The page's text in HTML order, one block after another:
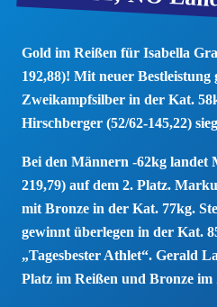
Gold im Reißen für Isabella
192,88)! Mit neuer Bestleistung
Zweikampfsilber in der Kat.
Hirschberger (52/62-145,22)
Bei den Männern -62kg landet
219,79) auf dem 2. Platz.
mit Bronze in der Kat. 77kg.
gewinnt überlegen in der Kat.
„Tagesbester Athlet“. Gerald
Platz im Reißen und Bronze